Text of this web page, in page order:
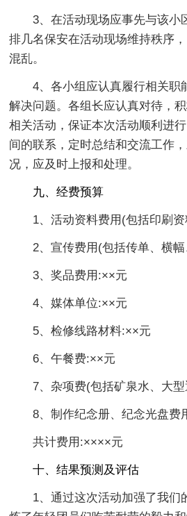
3、在活动现场应事先与该小
排几名保安在活动现场维持秩序
混乱。
4、各小组应认真履行相关职
解决问题。各组长应认真对待，
相关活动，保证本次活动顺利进
间的联系，定时总结和交流工作
况，应及时上报和处理。
九、经费预算
1、活动资料费用(包括印刷资
2、宣传费用(包括传单、横幅
3、奖品费用:××元
4、媒体单位:××元
5、检修线路材料:××元
6、午餐费:××元
7、杂项费(包括矿泉水、大型
8、制作纪念册、纪念光盘费
共计费用:××××元
十、结果预测及评估
1、通过这次活动加强了我们